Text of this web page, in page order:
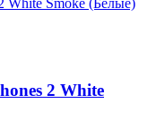
2 White